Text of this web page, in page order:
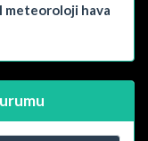
meteoroloji hava